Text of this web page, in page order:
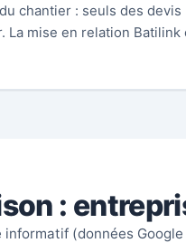
chantier : seuls des devis
La mise en relation Batilink
:
(données